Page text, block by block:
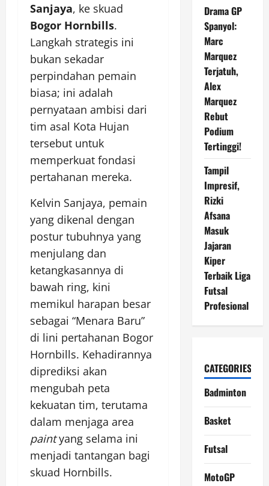
Sanjaya, ke skuad
Bogor Hornbills.
Langkah strategis ini
bukan sekadar
perpindahan pemain
biasa; ini adalah
pernyataan ambisi dari
tim asal Kota Hujan
tersebut untuk
memperkuat fondasi
pertahanan mereka.
Kelvin Sanjaya, pemain
yang dikenal dengan
postur tubuhnya yang
menjulang dan
ketangkasannya di
bawah ring, kini
memikul harapan besar
sebagai “Menara Baru”
di lini pertahanan Bogor
Hornbills. Kehadirannya
diprediksi akan
mengubah peta
kekuatan tim, terutama
dalam menjaga area
paintyang selama ini
menjadi tantangan bagi
skuad Hornbills.
Drama GP
Spanyol:
Marc
Marquez
Terjatuh,
Alex
Marquez
Rebut
Podium
Tertinggi!
Tampil
Impresif,
Rizki
Afsana
Masuk
Jajaran
Kiper
Terbaik Liga
Futsal
Profesional
CATEGORIES
Badminton
Basket
Futsal
MotoGP